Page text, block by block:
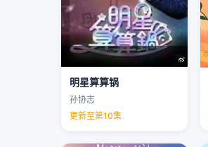
明星算算锅
孙协志
更新至第10集